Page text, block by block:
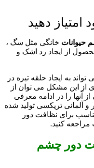
دهید
حیوانات خانگی مثل سگ ،
از ایجاد رد اشک و
به ایجاد حلقه تیره در
این مشکل می توان از
آنها را در ادامه معرفی
آلمانی تریکسی تولید شده
برای نظافت دور
کنید.
دور چشم